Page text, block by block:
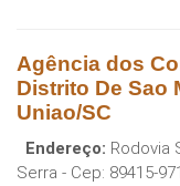
Agência dos
Distrito De Sao
Uniao/SC
Endereço: Rodovia
Serra - Cep: 89415-971